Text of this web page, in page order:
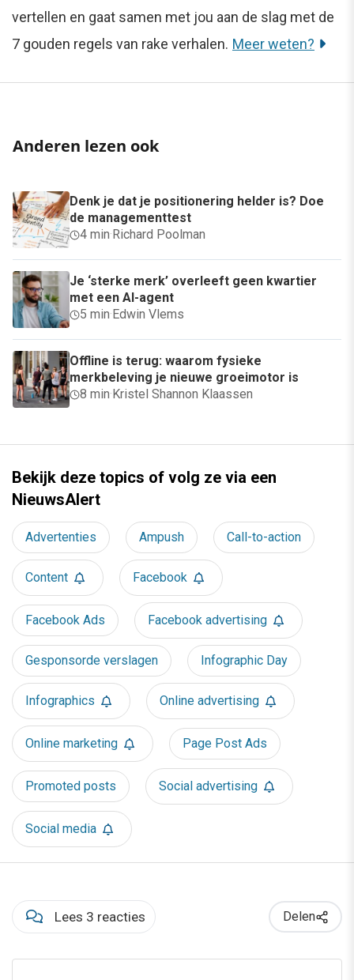
vertellen en gaat samen met jou aan de slag met de
7 gouden regels van rake verhalen. Meer weten?
Anderen lezen ook
Denk je dat je positionering helder is? Doe
de managementtest
4 min· Richard Poolman
Je ‘sterke merk’ overleeft geen kwartier
met een AI-agent
5 min· Edwin Vlems
Offline is terug: waarom fysieke
merkbeleving je nieuwe groeimotor is
8 min· Kristel Shannon Klaassen
Bekijk deze topics of volg ze via een
NieuwsAlert
Advertenties Ampush Call-to-action
Content Facebook
Facebook Ads Facebook advertising
Gesponsorde verslagen Infographic Day
Infographics Online advertising
Online marketing Page Post Ads
Promoted posts Social advertising
Social media
Lees 3 reacties Delen